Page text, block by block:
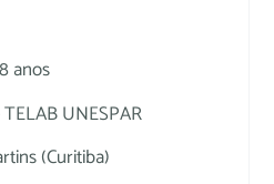
anos
UNESPAR
(Curitiba)